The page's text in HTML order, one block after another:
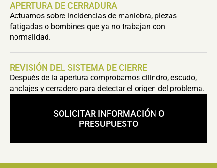
APERTURA DE CERRADURA
Actuamos sobre incidencias de maniobra, piezas
fatigadas o bombines que ya no trabajan con
normalidad.
REVISIÓN DEL SISTEMA DE CIERRE
Después de la apertura comprobamos cilindro, escudo,
anclajes y cerradero para detectar el origen del problema.
SOLICITAR INFORMACIÓN O
PRESUPUESTO